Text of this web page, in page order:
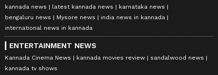
kannada news latest kannada news
karnataka news
bengaluru news
Mysore news
india news in kannada
international news in kannada
ENTERTAINMENT NEWS
Kannada Cinema News kannada movies review
sandalwood news
kannada tv shows